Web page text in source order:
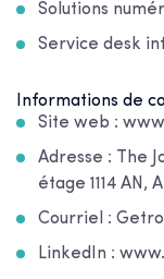
Solutions
Service desk
Informations de
Site web :
Adresse : The
étage 1114 AN,
Courriel :
LinkedIn :